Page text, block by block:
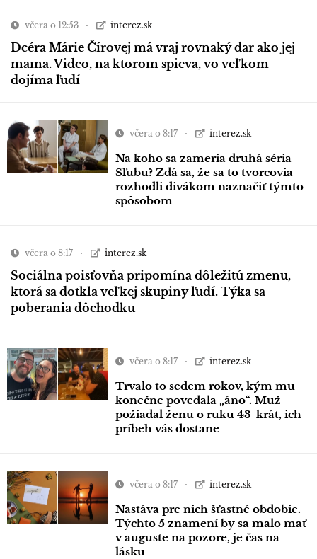
včera o 12:53 interez.sk
Dcéra Márie Čírovej má vraj rovnaký dar ako jej
mama. Video, na ktorom spieva, vo veľkom
dojíma ľudí
včera o 8:17 interez.sk
Na koho sa zameria druhá séria
Sľubu? Zdá sa, že sa to tvorcovia
rozhodli divákom naznačiť týmto
spôsobom
včera o 8:17 interez.sk
Sociálna poisťovňa pripomína dôležitú zmenu,
ktorá sa dotkla veľkej skupiny ľudí. Týka sa
poberania dôchodku
včera o 8:17 interez.sk
Trvalo to sedem rokov, kým mu
konečne povedala „áno“. Muž
požiadal ženu o ruku 43-krát, ich
príbeh vás dostane
včera o 8:17 interez.sk
Nastáva pre nich šťastné obdobie.
Týchto 5 znamení by sa malo mať
v auguste na pozore, je čas na
lásku